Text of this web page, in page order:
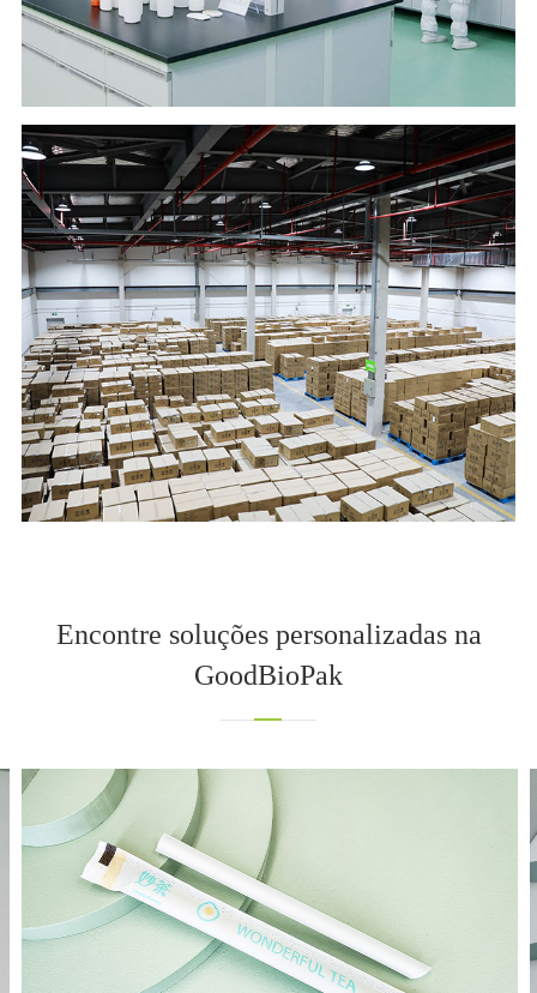
Encontre soluções personalizadas na
GoodBioPak